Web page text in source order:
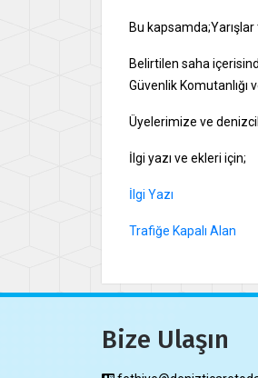
Bu
Belirtilen saha
Güvenlik
Üyelerimize ve
İlgi yazı ve ekleri için;
İlgi Yazı
Trafiğe Kapalı Alan
Bize Ulaşın